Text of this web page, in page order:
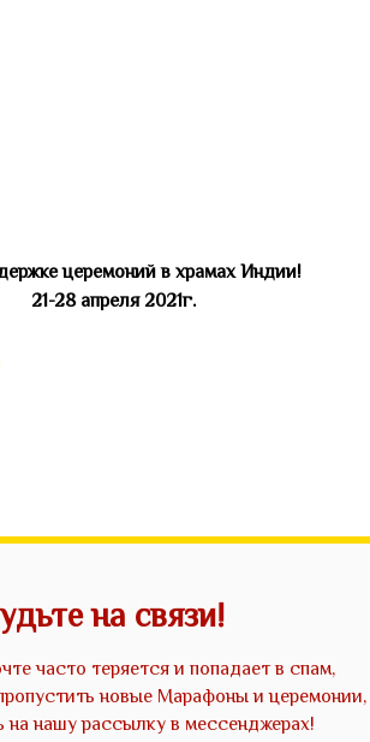
церемоний в храмах Индии!
21-28 апреля 2021г.
на связи!
часто теряется и попадает в спам,
новые Марафоны и церемонии,
нашу рассылку в мессенджерах!